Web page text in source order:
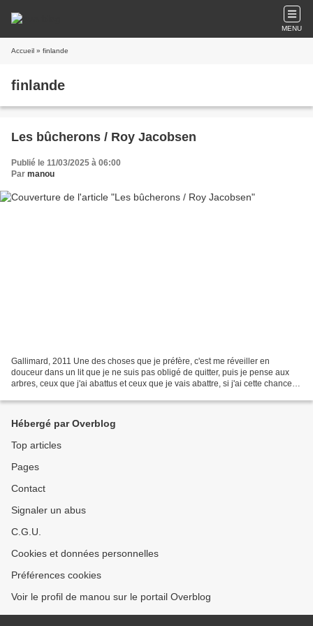
MENU
Accueil » finlande
finlande
Les bûcherons / Roy Jacobsen
Publié le 11/03/2025 à 06:00
Par manou
Gallimard, 2011 Une des choses que je préfère, c'est me réveiller en
douceur dans un lit que je ne suis pas obligé de quitter, puis je pense aux
arbres, ceux que j'ai abattus et ceux que je vais abattre, si j'ai cette chance,
Hébergé par Overblog
Top articles
Pages
Contact
Signaler un abus
C.G.U.
Cookies et données personnelles
Préférences cookies
Voir le profil de manou sur le portail Overblog